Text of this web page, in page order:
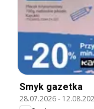
Smyk gazetka
28.07.2026-